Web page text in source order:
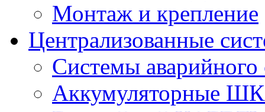
Монтаж и крепление
Централизованные
Системы
Аккумуляторные